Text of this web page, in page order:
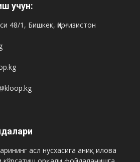
учун:
48/1, Бишкек, Қирғизистон
асл нусхасига аниқ илова